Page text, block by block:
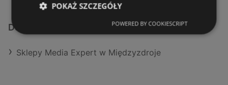
Dodatkowe łącza
Sklepy Media Expert w Międzyzdroje
POKAŻ SZCZEGÓŁY
POWERED BY COOKIESCRIPT